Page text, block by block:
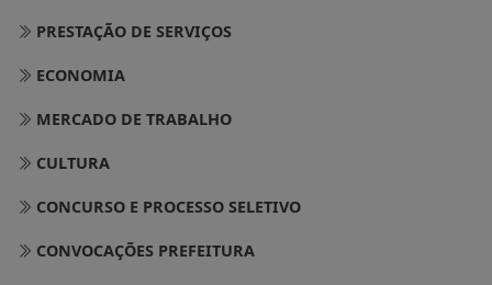
PRESTAÇÃO DE SERVIÇOS
ECONOMIA
MERCADO DE TRABALHO
CULTURA
CONCURSO E PROCESSO SELETIVO
CONVOCAÇÕES PREFEITURA